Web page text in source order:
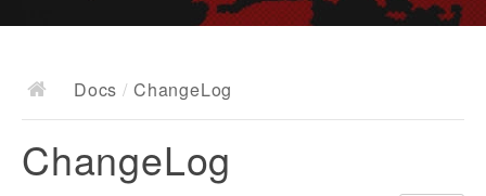
Docs
Documentation
Docs / ChangeLog
ChangeLog